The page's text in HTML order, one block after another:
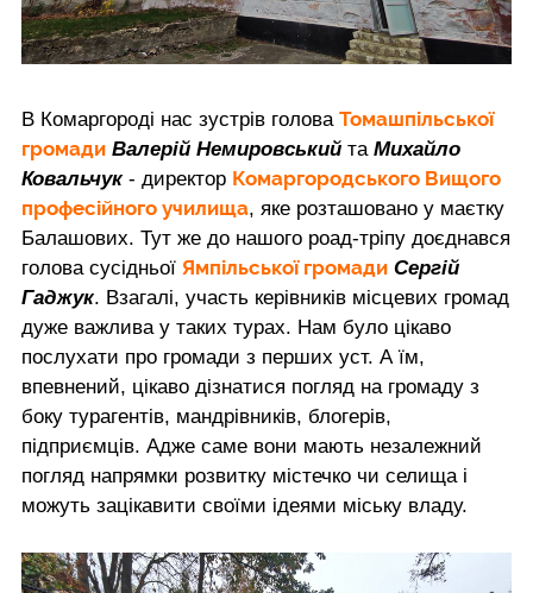
В Комаргороді нас зустрів голова Томашпільської
громади Валерій Немировський та Михайло
Ковальчук - директор Комаргородського Вищого
професійного училища, яке розташовано у маєтку
Балашових. Тут же до нашого роад-тріпу доєднався
голова сусідньої Ямпільської громади Сергій
Гаджук. Взагалі, участь керівників місцевих громад
дуже важлива у таких турах. Нам було цікаво
послухати про громади з перших уст. А їм,
впевнений, цікаво дізнатися погляд на громаду з
боку турагентів, мандрівників, блогерів,
підприємців. Адже саме вони мають незалежний
погляд напрямки розвитку містечко чи селища і
можуть зацікавити своїми ідеями міську владу.